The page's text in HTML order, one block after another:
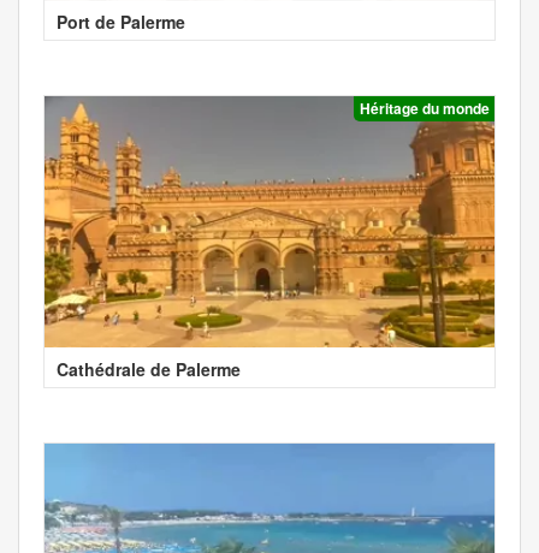
Port de Palerme
Héritage du monde
Cathédrale de Palerme